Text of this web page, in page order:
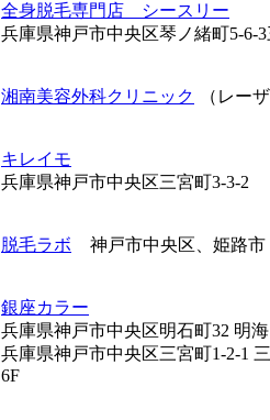
全身脱毛専門店 シースリー
兵庫県神戸市中央区琴ノ緒町5-6-
湘南美容外科クリニック （レー
キレイモ
兵庫県神戸市中央区三宮町3-3-2
脱毛ラボ 神戸市中央区、姫路市
銀座カラー
兵庫県神戸市中央区明石町32 明
兵庫県神戸市中央区三宮町1-2-1
6F